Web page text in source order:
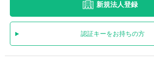
新規法人登録
認証キーをお持ちの方